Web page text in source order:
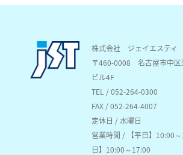
株式会社 ジェイエスティ
〒460-0008名古屋市中
ビル4F
TEL / 052-264-0300
FAX / 052-264-4007
定休日 / 水曜日
営業時間 / 【平日】10:00
日】10:00～17:00